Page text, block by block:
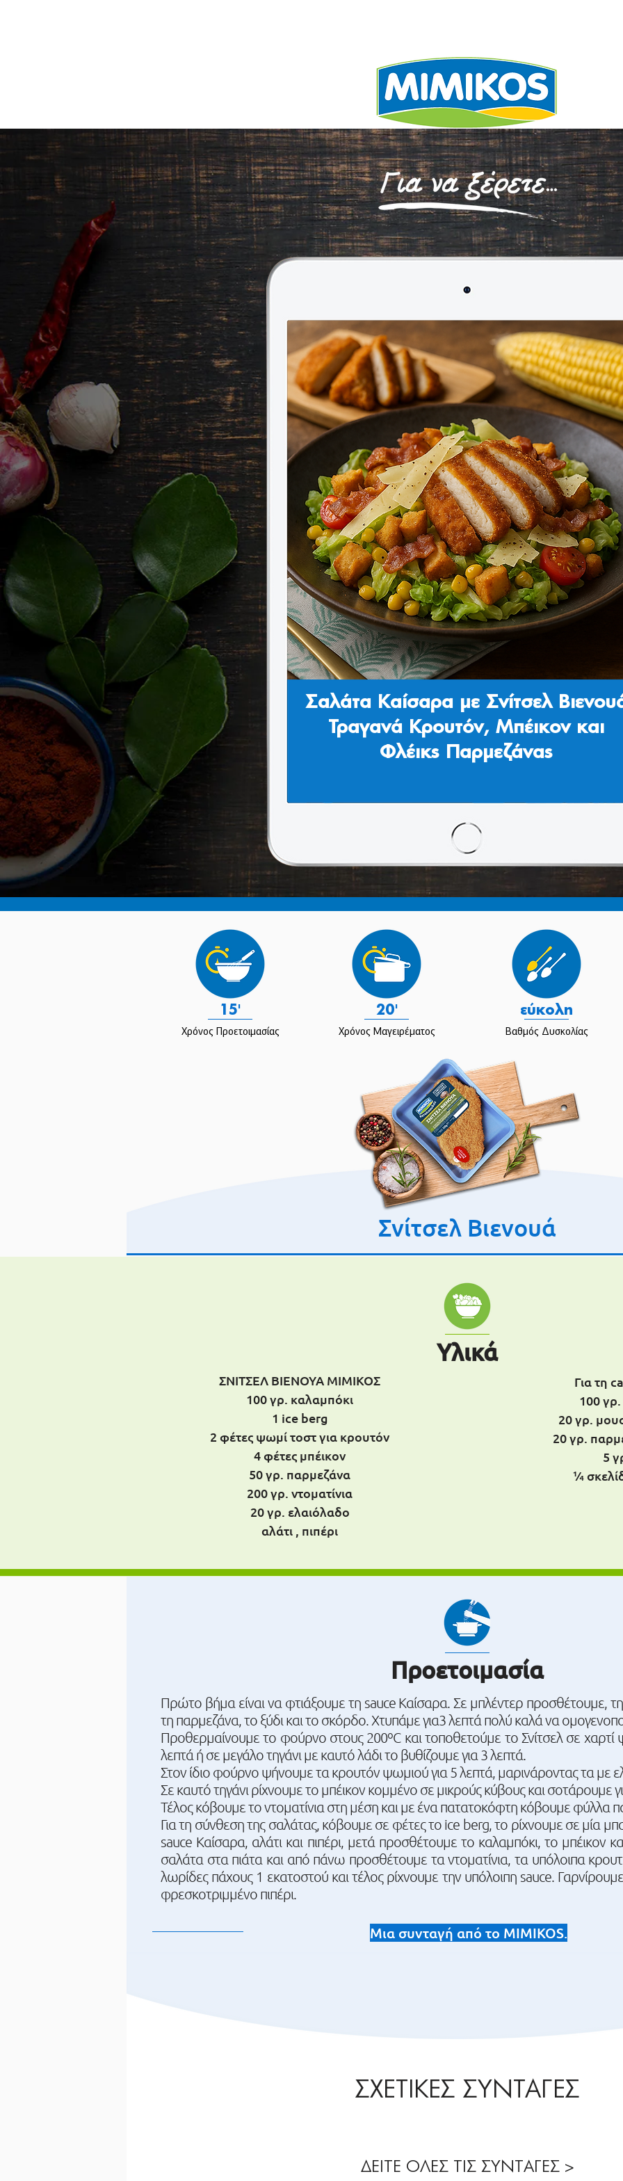
Σαλάτα Καίσαρα με Σνίτσελ
Τραγανά Κρουτόν, Μπέικον και
Φλέικς Παρμεζάνας
15' 20' εύκολη
Χρόνος Μαγειρέματος
Χρόνος Προετοιμασίας Βαθμός Δυσκολίας
Σνίτσελ Βιενουά
Υλικά
Για τη
100
20 γρ.
20 γρ.
5
¼
ΣΝΙΤΣΕΛ ΒΙΕΝΟΥΑ ΜΙΜΙΚΟΣ
100 γρ. καλαμπόκι
1 ice berg
2 φέτες ψωμί τοστ για κρουτόν
4 φέτες μπέικον
50 γρ. παρμεζάνα
200 γρ. ντοματίνια
20 γρ. ελαιόλαδο
αλάτι , πιπέρι
Προετοιμασία
Πρώτο βήμα είναι να φτιάξουμε τη sauce Καίσαρα. Σε μπλέντερ προσθέτουμε,
τη παρμεζάνα, το ξύδι και το σκόρδο. Χτυπάμε για3 λεπτά πολύ καλά να
Προθερμαίνουμε το φούρνο στους 200ºC και τοποθετούμε το Σνίτσελ σε χαρτί
λεπτά ή σε μεγάλο τηγάνι με καυτό λάδι το βυθίζουμε για 3 λεπτά.
Στον ίδιο φούρνο ψήνουμε τα κρουτόν ψωμιού για 5 λεπτά, μαρινάροντας τα με
Σε καυτό τηγάνι ρίχνουμε το μπέικον κομμένο σε μικρούς κύβους και σοτάρουμε
Τέλος κόβουμε το ντοματίνια στη μέση και με ένα πατατοκόφτη κόβουμε φύλλα
Για τη σύνθεση της σαλάτας, κόβουμε σε φέτες το ice berg, το ρίχνουμε σε μία
sauce Καίσαρα, αλάτι και πιπέρι, μετά προσθέτουμε το καλαμπόκι, το μπέικον
σαλάτα στα πιάτα και από πάνω προσθέτουμε τα ντοματίνια, τα υπόλοιπα
λωρίδες πάχους 1 εκατοστού και τέλος ρίχνουμε την υπόλοιπη sauce.
φρεσκοτριμμένο πιπέρι.
Μια συνταγή από το MIMIKOS.
ΣΧΕΤΙΚΕΣ ΣΥΝΤΑΓΕΣ
ΔΕΙΤΕ ΟΛΕΣ ΤΙΣ ΣΥΝΤΑΓΕΣ >